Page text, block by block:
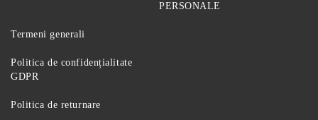
PERSONALE
Termeni generali
Politica de confidențialitate
GDPR
Politica de returnare